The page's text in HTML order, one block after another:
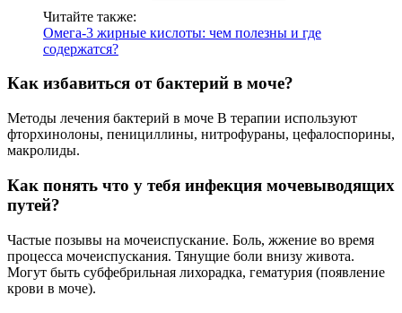
Читайте также:
Омега-3 жирные кислоты: чем полезны и где
содержатся?
Как избавиться от бактерий в моче?
Методы лечения бактерий в моче В терапии используют
фторхинолоны, пенициллины, нитрофураны, цефалоспорины,
макролиды.
Как понять что у тебя инфекция мочевыводящих
путей?
Частые позывы на мочеиспускание. Боль, жжение во время
процесса мочеиспускания. Тянущие боли внизу живота.
Могут быть субфебрильная лихорадка, гематурия (появление
крови в моче).